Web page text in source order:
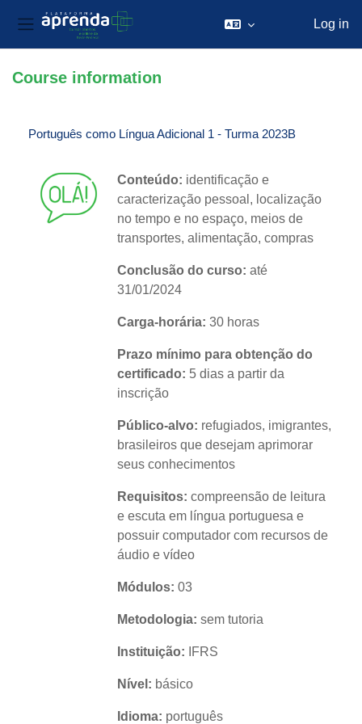
Side panel
Log in
Course information
Português como Língua Adicional 1 - Turma 2023B
Conteúdo: identificação e
caracterização pessoal, localização
no tempo e no espaço, meios de
transportes, alimentação, compras
Conclusão do curso: até
31/01/2024
Carga-horária: 30 horas
Prazo mínimo para obtenção do
certificado: 5 dias a partir da
inscrição
Público-alvo: refugiados, imigrantes,
brasileiros que desejam aprimorar
seus conhecimentos
Requisitos: compreensão de leitura
e escuta em língua portuguesa e
possuir computador com recursos de
áudio e vídeo
Módulos: 03
Metodologia: sem tutoria
Instituição: IFRS
Nível: básico
Idioma: português